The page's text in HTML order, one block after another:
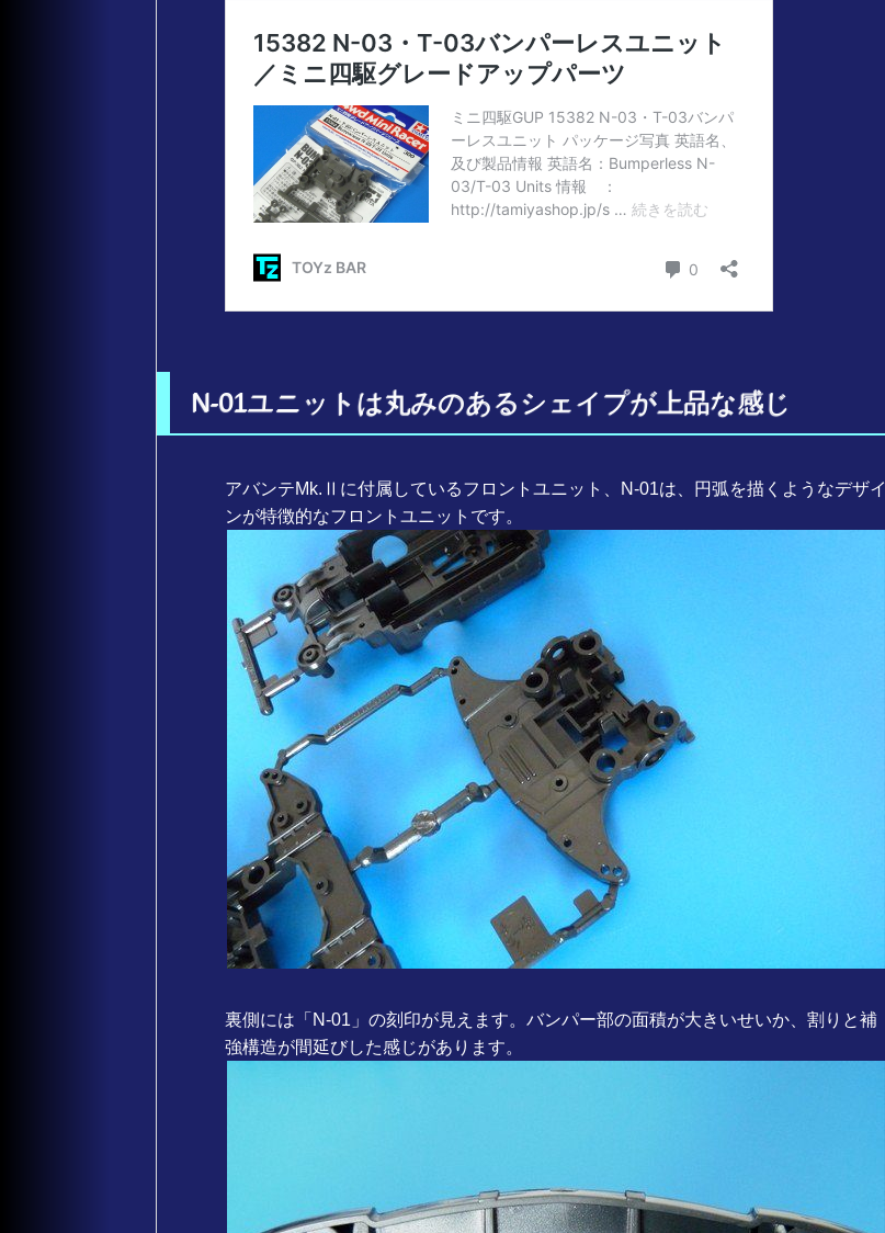
N-01ユニットは丸みのあるシェイプが上品な感じ
アバンテMk.Ⅱに付属しているフロントユニット、N-01は、円弧を描くようなデザイ
ンが特徴的なフロントユニットです。
裏側には「N-01」の刻印が見えます。バンパー部の面積が大きいせいか、割りと補
強構造が間延びした感じがあります。